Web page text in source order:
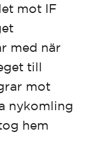
mot IF
med när
till
mot
nykomling
hem